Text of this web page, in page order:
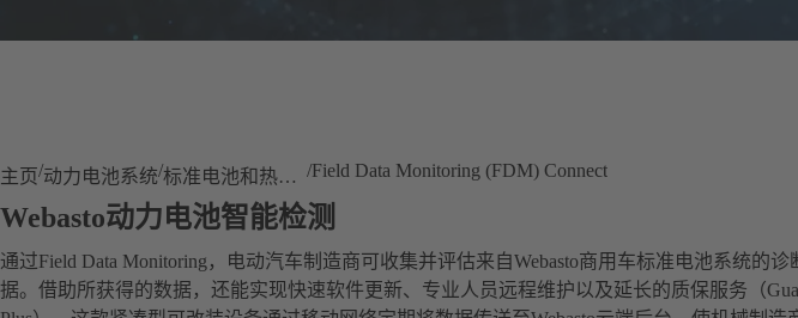
主页 动力电池系统 标准电池和热管理解决方案 Field Data Monitoring (FDM) Connect
Webasto动力电池智能检测
通过Field Data Monitoring，电动汽车制造商可收集并评估来自Webasto商用车标准电池系统的诊
据。借助所获得的数据，还能实现快速软件更新、专业人员远程维护以及延长的质保服务（